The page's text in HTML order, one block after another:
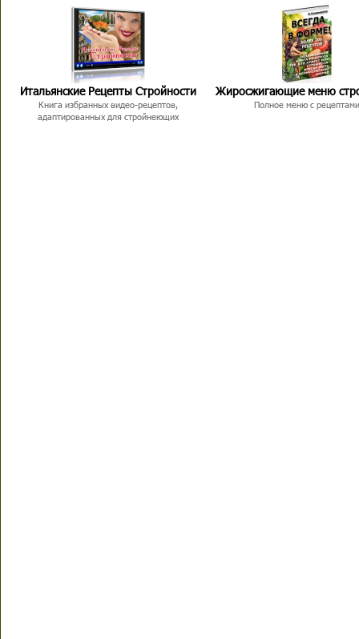
Итальянские Рецепты Стройности
Книга избранных видео-рецептов,
адаптированных для стройнеющих
Жиросжигающие меню
Полное меню с рецептами